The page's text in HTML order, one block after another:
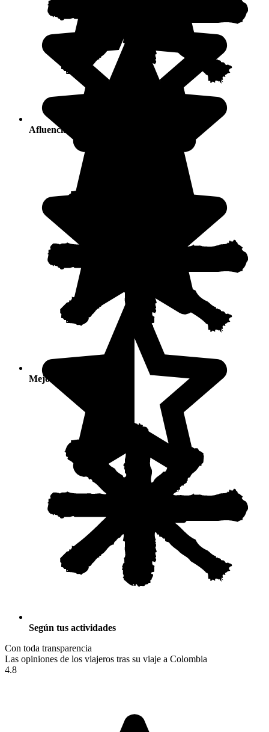
Afluencia
Mejores temporadas
Según tus actividades
Con toda transparencia
Las opiniones de los viajeros tras su viaje a Colombia
4.8